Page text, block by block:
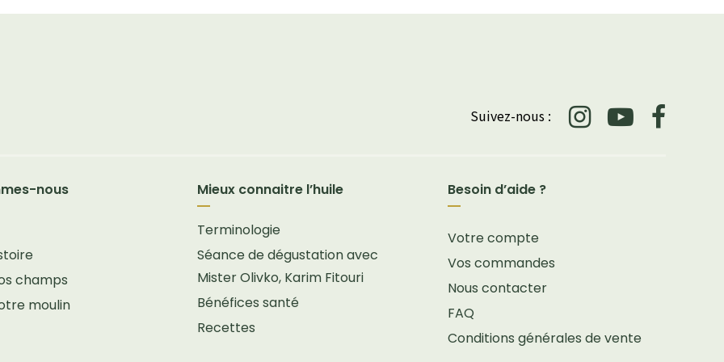
Suivez-nous :
nous
champs
moulin
Mieux connaitre l’huile
Terminologie
Séance de dégustation avec
Mister Olivko, Karim Fitouri
Bénéfices santé
Recettes
Besoin d’aide ?
Votre compte
Vos commandes
Nous contacter
FAQ
Conditions générales de vente